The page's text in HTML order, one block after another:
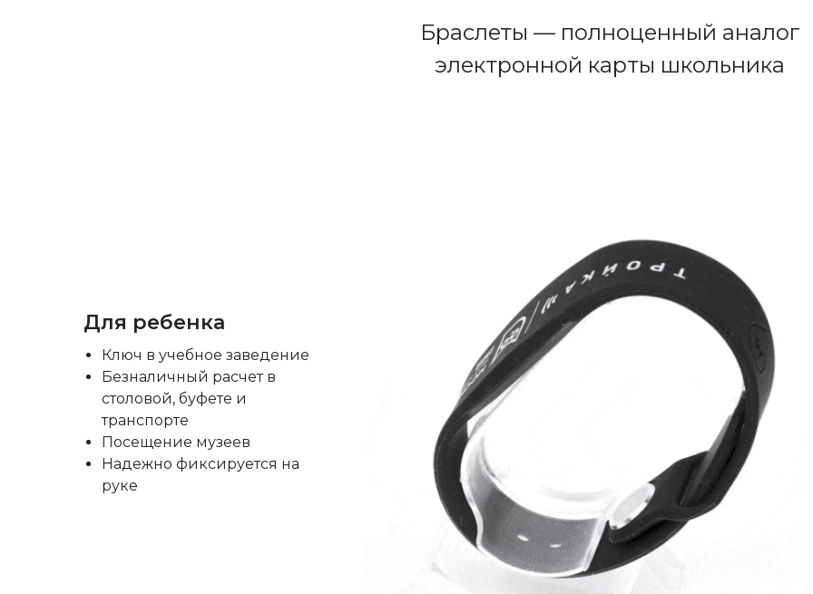
Браслеты — полноценный аналог
электронной карты школьника
Для ребенка
Ключ в учебное заведение
Безналичный расчет в
столовой, буфете и
транспорте
Посещение музеев
Надежно фиксируется на
руке